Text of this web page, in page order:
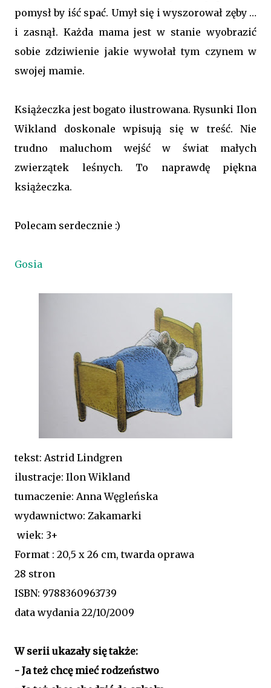
pomysł by iść spać. Umył się i wyszorował zęby …
i zasnął. Każda mama jest w stanie wyobrazić
sobie zdziwienie jakie wywołał tym czynem w
swojej mamie.
Książeczka jest bogato ilustrowana. Rysunki Ilon
Wikland doskonale wpisują się w treść. Nie
trudno maluchom wejść w świat małych
zwierzątek leśnych. To naprawdę piękna
książeczka.
Polecam serdecznie :)
Gosia
tekst: Astrid Lindgren
ilustracje: Ilon Wikland
tumaczenie: Anna Węgleńska
wydawnictwo: Zakamarki
wiek: 3+
Format : 20,5 x 26 cm, twarda oprawa
28 stron
ISBN: 9788360963739
data wydania 22/10/2009
W serii ukazały się także:
- Ja też chcę mieć rodzeństwo